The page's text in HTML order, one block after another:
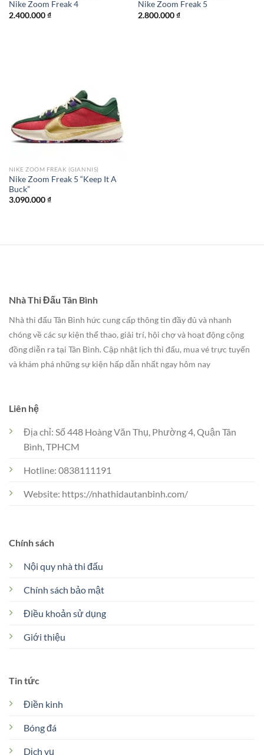
Nike Zoom Freak 4
2.400.000₫
Nike Zoom Freak 5
2.800.000₫
NIKE ZOOM FREAK (GIANNIS)
Nike Zoom Freak 5 “Keep It A
Buck”
3.090.000₫
Nhà Thi Đấu Tân Bình
Nhà thi đấu Tân Bình hức cung cấp thông tin đầy đủ và nhanh
chóng về các sự kiện thể thao, giải trí, hội chợ và hoạt động cộng
đồng diễn ra tại Tân Bình. Cập nhật lịch thi đấu, mua vé trực tuyến
và khám phá những sự kiện hấp dẫn nhất ngay hôm nay
Chính sách
Nội quy nhà thi đấu
Chính sách bảo mật
Điều khoản sử dụng
Giới thiệu
Tin tức
Điền kinh
Bóng đá
Dịch vụ
Liên hệ
Địa chỉ: Số 448 Hoàng Văn Thụ, Phường 4, Quận Tân
Bình, TPHCM
Hotline: 0838111191
Website: https://nhathidautanbinh.com/